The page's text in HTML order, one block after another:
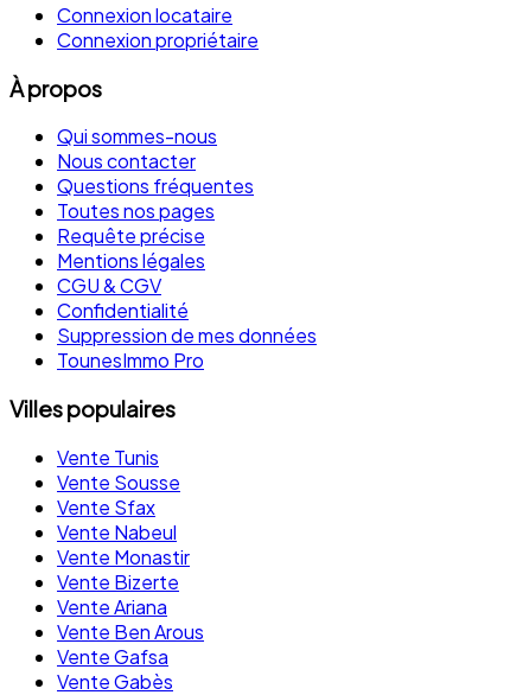
Connexion locataire
Connexion propriétaire
À propos
Qui sommes-nous
Nous contacter
Questions fréquentes
Toutes nos pages
Requête précise
Mentions légales
CGU & CGV
Confidentialité
Suppression de mes données
TounesImmo Pro
Villes populaires
Vente Tunis
Vente Sousse
Vente Sfax
Vente Nabeul
Vente Monastir
Vente Bizerte
Vente Ariana
Vente Ben Arous
Vente Gafsa
Vente Gabès